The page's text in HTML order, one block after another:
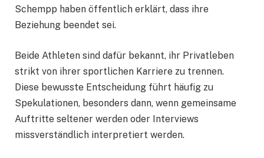
Schempp haben öffentlich erklärt, dass ihre
Beziehung beendet sei.
Beide Athleten sind dafür bekannt, ihr Privatleben
strikt von ihrer sportlichen Karriere zu trennen.
Diese bewusste Entscheidung führt häufig zu
Spekulationen, besonders dann, wenn gemeinsame
Auftritte seltener werden oder Interviews
missverständlich interpretiert werden.